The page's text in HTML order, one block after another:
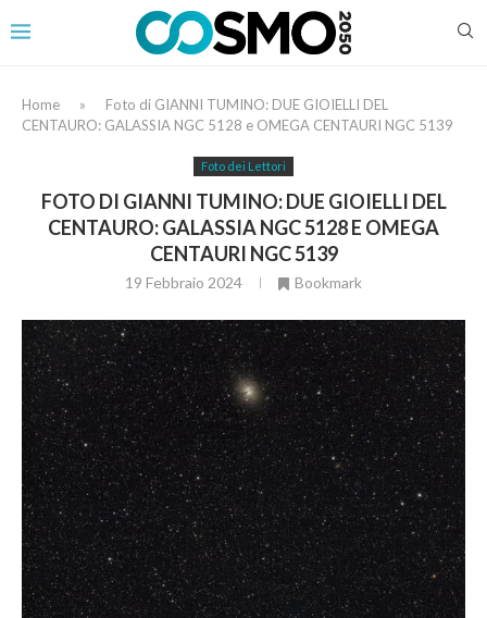
Home »
Foto di GIANNI TUMINO: DUE GIOIELLI DEL
CENTAURO: GALASSIA NGC 5128 e OMEGA CENTAURI NGC 5139
Foto dei Lettori
FOTO DI GIANNI TUMINO: DUE GIOIELLI DEL
CENTAURO: GALASSIA NGC 5128 E OMEGA
CENTAURI NGC 5139
19 Febbraio 2024 Bookmark